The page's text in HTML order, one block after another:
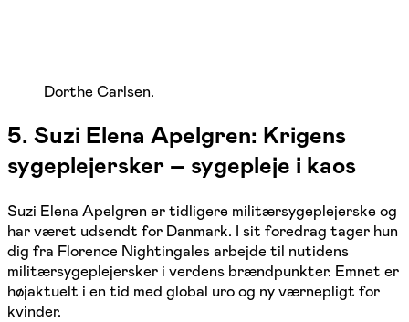
Dorthe Carlsen.
5. Suzi Elena Apelgren: Krigens
sygeplejersker – sygepleje i kaos
Suzi Elena Apelgren er tidligere militærsygeplejerske og
har været udsendt for Danmark. I sit foredrag tager hun
dig fra Florence Nightingales arbejde til nutidens
militærsygeplejersker i verdens brændpunkter. Emnet er
højaktuelt i en tid med global uro og ny værnepligt for
kvinder.